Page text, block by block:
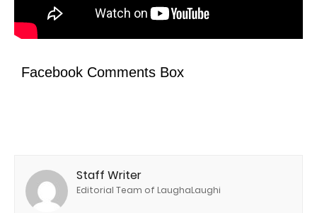
Facebook Comments Box
Staff Writer
Editorial Team of LaughaLaughi